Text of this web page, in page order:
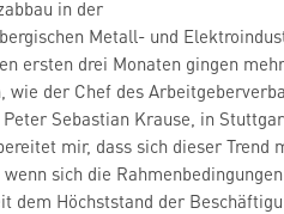
in der
Metall- und
ersten drei Monaten gingen
wie der Chef des
Sebastian Krause, in
mir, dass sich dieser Trend
sich die
dem Höchststand der